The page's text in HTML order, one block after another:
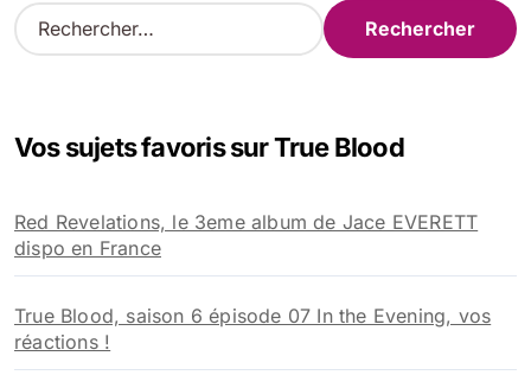
R
e
r
e
r
Vos sujets favoris sur True Blood
Red Revelations, le 3eme album de Jace EVERETT
dispo en France
True Blood, saison 6 épisode 07 In the Evening, vos
réactions !